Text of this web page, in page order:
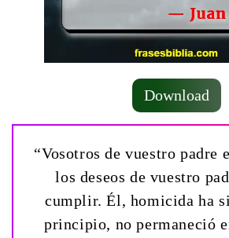
Download
“Vosotros de vuestro padre
los deseos de vuestro
cumplir. Él, homicida ha
principio, no permaneció